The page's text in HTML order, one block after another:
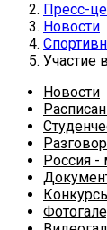
Пресс-
Новости
Участие
Новости
Россия -